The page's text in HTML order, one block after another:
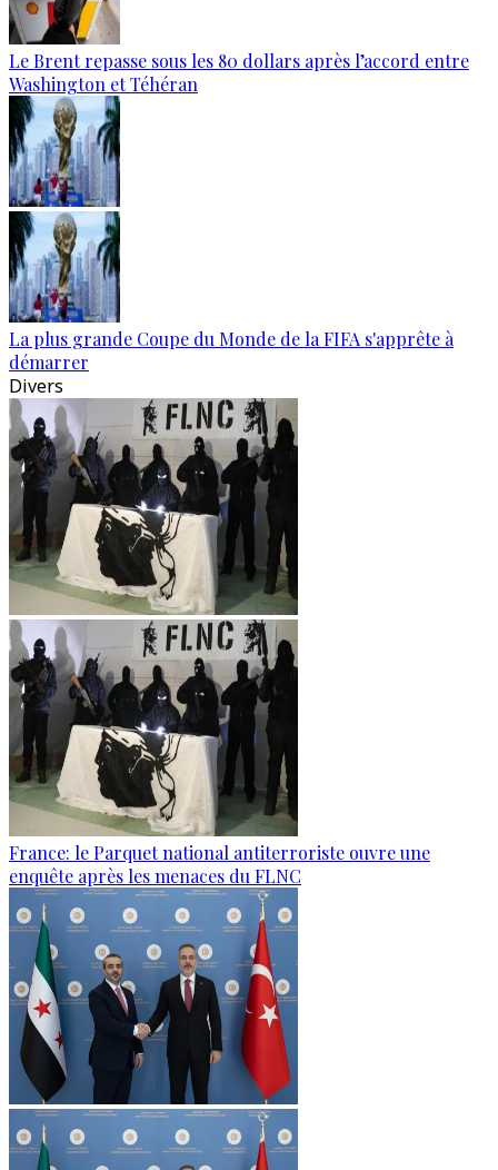
Le Brent repasse sous les 80 dollars après l’accord entre
Washington et Téhéran
La plus grande Coupe du Monde de la FIFA s'apprête à
démarrer
Divers
France: le Parquet national antiterroriste ouvre une
enquête après les menaces du FLNC